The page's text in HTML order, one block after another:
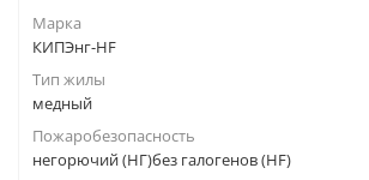
Марка
КИПЭнг-HF
Тип жилы
медный
Пожаробезопасность
негорючий (НГ)без галогенов (HF)